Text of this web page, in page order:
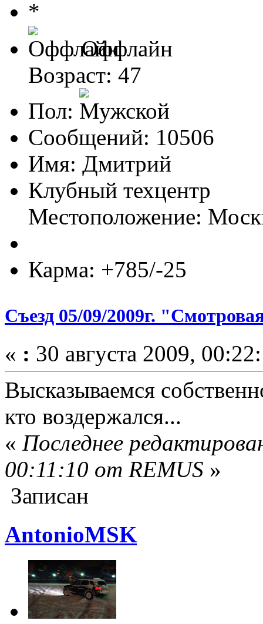
Оффлайн
Возраст: 47
Пол:
Сообщений: 10506
Имя: Дмитрий
Клубный техцентр
Местоположение:
Карма: +785/-25
Съезд 05/09/2009г.
« : 30 августа 2009,
Высказываемся
кто воздержался...
« Последнее
00:11:10 от REMUS »
Записан
AntonioMSK